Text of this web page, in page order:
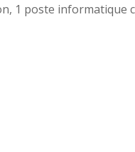
1 poste informatique